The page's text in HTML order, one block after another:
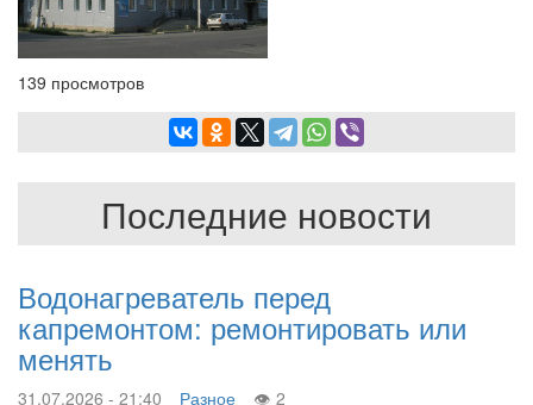
139 просмотров
Последние новости
Водонагреватель перед
капремонтом: ремонтировать или
менять
31.07.2026 - 21:40 Разное
2